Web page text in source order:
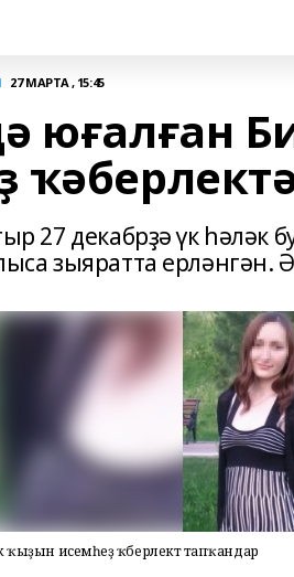
27 МАРТА , 15:45
юғалған
27 декабрҙә үк һәләк
зыяратта ерләнгән.
ҡыҙын исемһеҙ ҡәберлектә тапҡандар